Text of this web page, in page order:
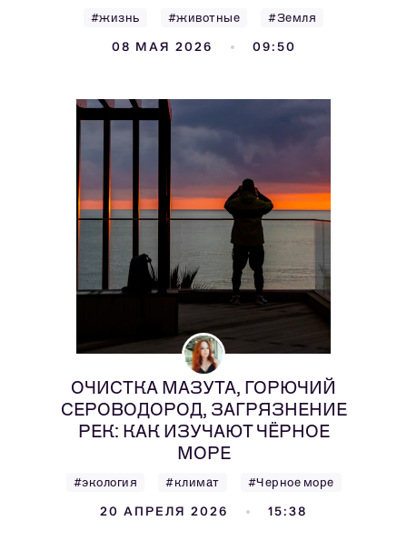
#жизнь #животные #Земля
08 МАЯ 2026 09:50
ОЧИСТКА МАЗУТА, ГОРЮЧИЙ
СЕРОВОДОРОД, ЗАГРЯЗНЕНИЕ
РЕК: КАК ИЗУЧАЮТ ЧЁРНОЕ
МОРЕ
#экология #климат #Черное море
20 АПРЕЛЯ 2026 15:38